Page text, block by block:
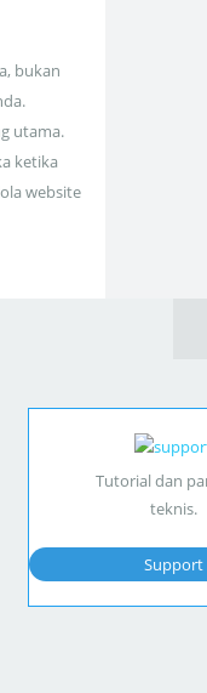
bukan
utama.
ketika
website
Tutorial dan
teknis.
Support